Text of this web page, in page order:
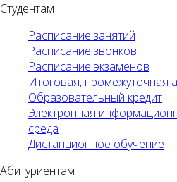
Студентам
Расписание занятий
Расписание звонков
Расписание экзаменов
Итоговая, промежуточная
Образовательный кредит
Электронная
среда
Дистанционное обучение
Абитуриентам